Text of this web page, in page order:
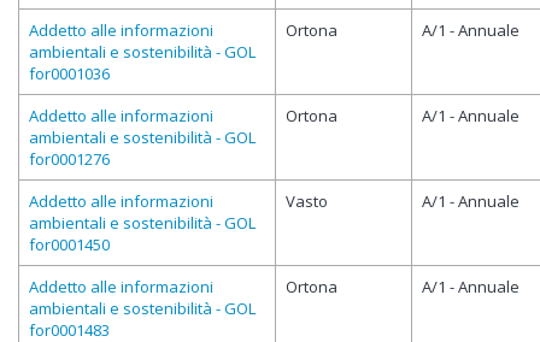
Addetto alle informazioni
ambientali e sostenibilità - GOL
for0001036
Ortona A/1 - Annuale
Addetto alle informazioni
ambientali e sostenibilità - GOL
for0001276
Ortona A/1 - Annuale
Addetto alle informazioni
ambientali e sostenibilità - GOL
for0001450
Vasto A/1 - Annuale
Addetto alle informazioni
ambientali e sostenibilità - GOL
for0001483
Ortona A/1 - Annuale